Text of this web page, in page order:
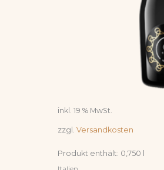
inkl. 19 % MwSt.
zzgl. Versandkosten
Produkt enthält: 0,750 l